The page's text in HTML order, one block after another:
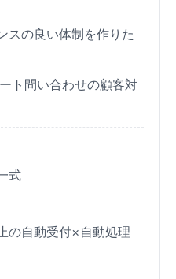
スの良い体制を作りた
ト問い合わせの顧客対
式
の自動受付×自動処理